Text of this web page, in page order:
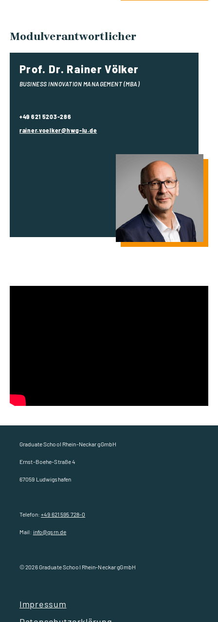
Modulverantwortlicher
Prof. Dr. Rainer Völker
BUSINESS INNOVATION MANAGEMENT (MBA)
+49 621 5203-286
rainer.voelker@hwg-lu.de
Graduate School Rhein-Neckar gGmbH
Ernst-Boehe-Straße 4
67059 Ludwigshafen
Telefon:+49 621 595 728-0
Mail: info@gsrn.de
© 2026 Graduate School Rhein-Neckar gGmbH
Impressum